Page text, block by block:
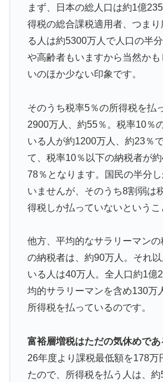
▶ 若手女性教員「学校ではうんこ
▶ 韓国人「PSG、日本の鈴木彩艶に
ー・・・」→「あいつがそれほど
「レギュラーとして出れるとは思
やっぱり羨ましいね」
次の患者に顔面を殴られた」医師
い症例…
▶ 「二人は父も母も同じきょうだい
2004年、別々に養子に迎えられた
けたDNA検査
▶ 【海外の反応】なぜイチローはあ
ったの？「45歳引退で通算打率
決定的に！メディカル検査をパス
ーセナルファンも祝福！【海外の
▶ 海外「これが文明か！」日本に比
英国に海外が大騒ぎ
▶ 外国人「お前ら日本のアルフォー
▶ 英国人「ようこそ」冨安健洋、ク
決定的に！メディカル検査をパス
ーセナルファンも祝福！【海外の
まず、日本の総人口は約1億
得税の総合課税適用者、つま
る人は約5300万人で人口の半
や高齢者もいますから当然か
いのほか少ない印象です。
そのうち税率5％の所得税を払
2900万人、約55％。税率10％
いる人が約1200万人、約23％
て、税率10％以下の納税者が
78％となります。国民の半分
いませんが、そのうち8割弱は
得税しか払っていないというこ
他方、平均的なサラリーマン
の納税者は、約90万人。それ
いる人は40万人。全人口約1億
均的サラリーマンを含め130万
所得税を払っているのです。
富裕層増税はただの気休めであ
26年度より課税最低額を178万
たので、所得税を払う人は、